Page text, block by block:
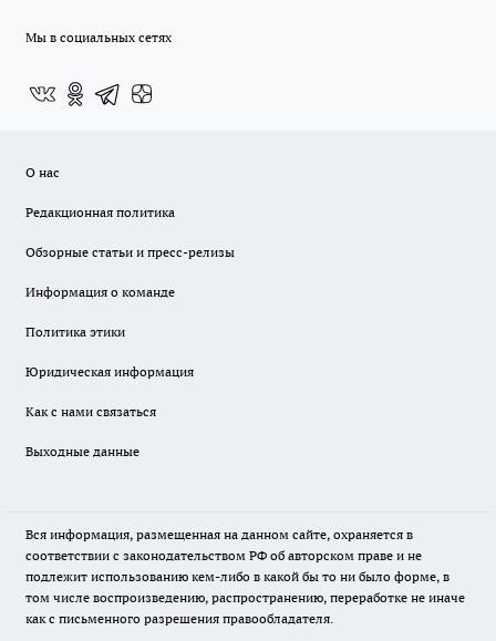
Мы в социальных сетях
О нас
Редакционная политика
Обзорные статьи и пресс-релизы
Информация о команде
Политика этики
Юридическая информация
Как с нами связаться
Выходные данные
Вся информация, размещенная на данном сайте, охраняется в
соответствии с законодательством РФ об авторском праве и не
подлежит использованию кем-либо в какой бы то ни было форме, в
том числе воспроизведению, распространению, переработке не иначе
как с письменного разрешения правообладателя.